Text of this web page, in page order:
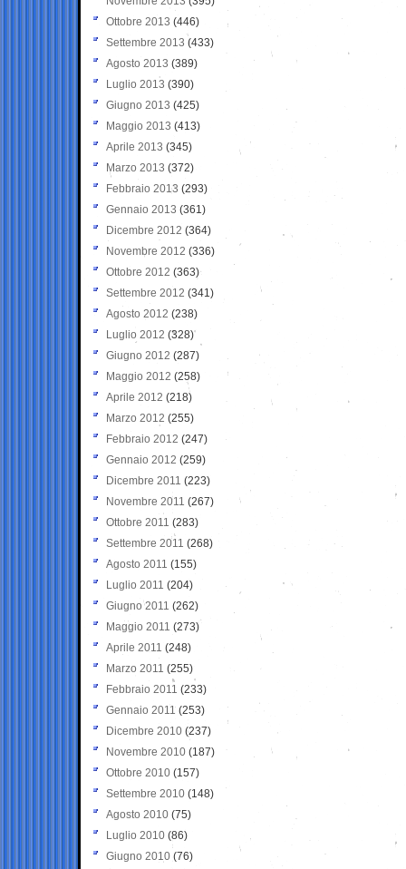
Ottobre 2013 (446)
Settembre 2013 (433)
Agosto 2013 (389)
Luglio 2013 (390)
Giugno 2013 (425)
Maggio 2013 (413)
Aprile 2013 (345)
Marzo 2013 (372)
Febbraio 2013 (293)
Gennaio 2013 (361)
Dicembre 2012 (364)
Novembre 2012 (336)
Ottobre 2012 (363)
Settembre 2012 (341)
Agosto 2012 (238)
Luglio 2012 (328)
Giugno 2012 (287)
Maggio 2012 (258)
Aprile 2012 (218)
Marzo 2012 (255)
Febbraio 2012 (247)
Gennaio 2012 (259)
Dicembre 2011 (223)
Novembre 2011 (267)
Ottobre 2011 (283)
Settembre 2011 (268)
Agosto 2011 (155)
Luglio 2011 (204)
Giugno 2011 (262)
Maggio 2011 (273)
Aprile 2011 (248)
Marzo 2011 (255)
Febbraio 2011 (233)
Gennaio 2011 (253)
Dicembre 2010 (237)
Novembre 2010 (187)
Ottobre 2010 (157)
Settembre 2010 (148)
Agosto 2010 (75)
Luglio 2010 (86)
Giugno 2010 (76)